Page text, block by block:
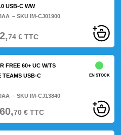
USB-C WW
– SKU IM-CJ01900
74€TTC
FREE 60+ UC W/TS
TEAMS USB-C
– SKU IM-CJ13840
EN STOCK
70€TTC